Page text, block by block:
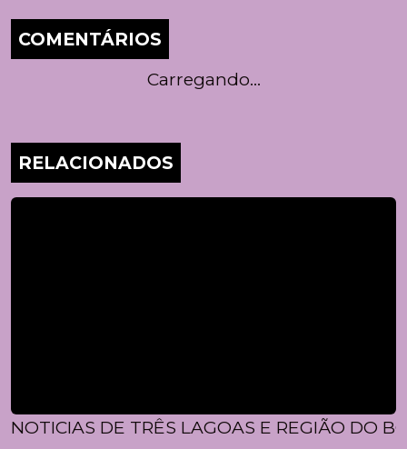
COMENTÁRIOS
Carregando...
RELACIONADOS
NOTICIAS DE TRÊS LAGOAS E REGIÃO DO